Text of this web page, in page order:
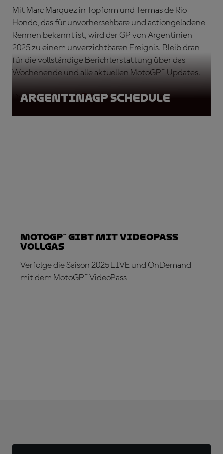
Mit Marc Marquez in Topform und Termas de Rio
Hondo, das für unvorhersehbare und actiongeladene
Rennen bekannt ist, wird der GP von Argentinien
2025 zu einem unverzichtbaren Ereignis. Bleib dran
für die vollständige Berichterstattung über das
Wochenende und alle aktuellen MotoGP™-Updates.
Den vollständigenZeitplangibt es unten!
ArgentinaGP Schedule
MotoGP™ gibt mit VideoPass
Vollgas
Verfolge die Saison 2025 LIVE und OnDemand
mit dem MotoGP™ VideoPass